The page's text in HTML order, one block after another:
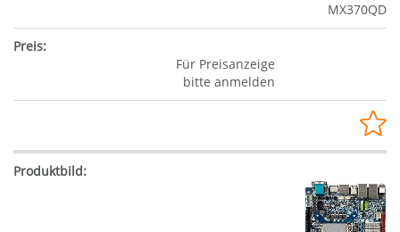
MX370QD
Für Preisanzeige
bitte anmelden